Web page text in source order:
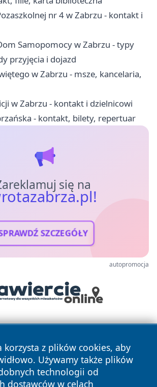
nr 4 w Zabrzu - kontakt i
Samopomocy w Zabrzu - typy
przyjęcia i dojazd
w Zabrzu - msze, kancelaria,
w Zabrzu - kontakt i dzielnicowi
- kontakt, bilety, repertuar
się na
SZCZEGÓŁY
autopromocja
korzysta z plików cookies, aby
Używamy także plików
technologii od
dostawców w celach